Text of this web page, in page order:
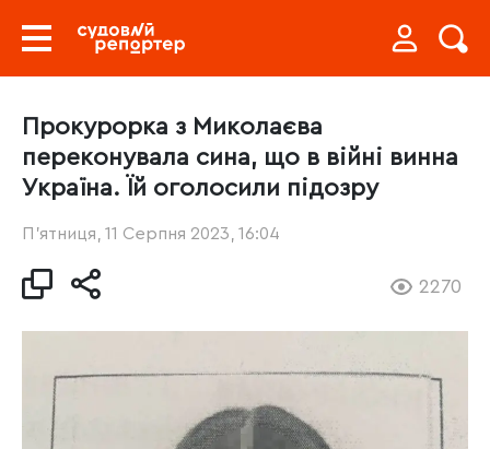
Прокурорка з Миколаєва
переконувала сина, що в війні винна
Україна. Їй оголосили підозру
П’ятниця, 11 Серпня 2023, 16:04
2270